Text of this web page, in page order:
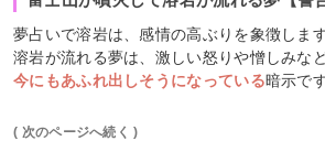
夢占いで溶岩は、感情の高ぶりを象徴しま
溶岩が流れる夢は、激しい怒りや憎しみなど
今にもあふれ出しそうになっている暗示です
( 次のページへ続く )